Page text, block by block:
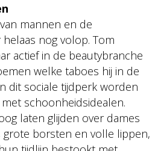
mannen en de
nog volop. Tom
actief in de beautybranche
welke taboes hij in de
dit sociale tijdperk worden
schoonheidsidealen.
laten glijden over dames
grote borsten en volle lippen,